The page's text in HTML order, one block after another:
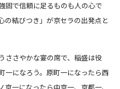
固で信頼に足るものも人の心で
の結びつき」が京セラの出発点と
ささやかな宴の席で、稲盛は役
一になろう。原町一になったら西